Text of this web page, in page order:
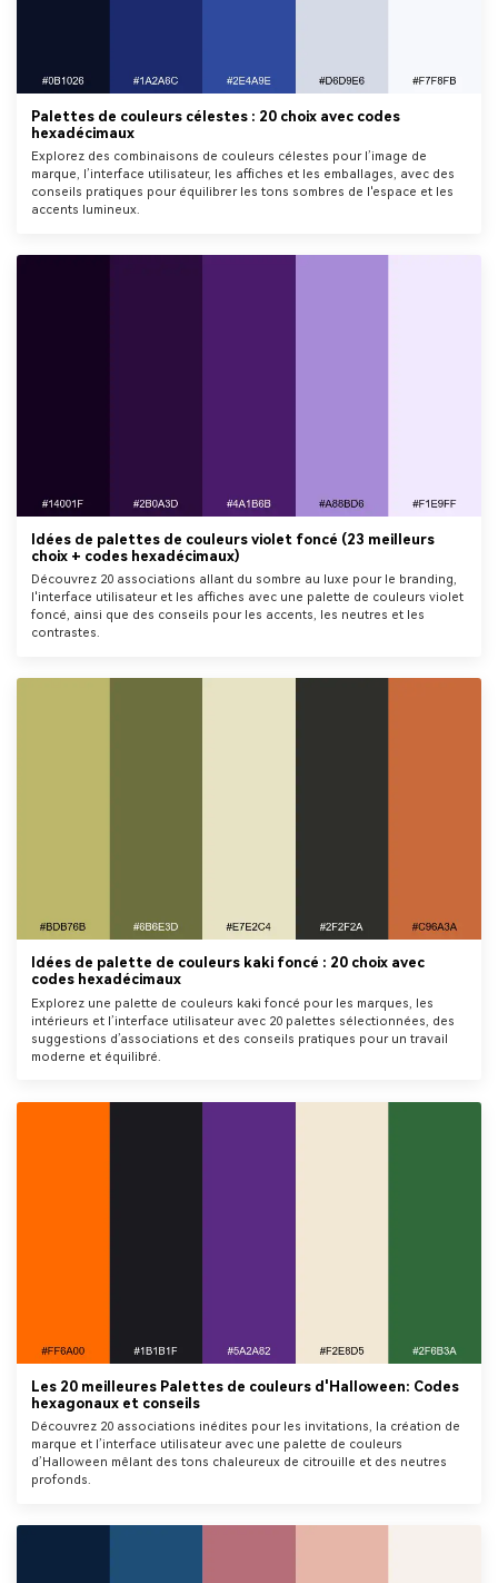
Palettes de couleurs célestes : 20 choix avec codes
hexadécimaux
Explorez des combinaisons de couleurs célestes pour l’image de
marque, l’interface utilisateur, les affiches et les emballages, avec des
conseils pratiques pour équilibrer les tons sombres de l'espace et les
accents lumineux.
Idées de palettes de couleurs violet foncé (23 meilleurs
choix + codes hexadécimaux)
Découvrez 20 associations allant du sombre au luxe pour le branding,
l'interface utilisateur et les affiches avec une palette de couleurs violet
foncé, ainsi que des conseils pour les accents, les neutres et les
contrastes.
Idées de palette de couleurs kaki foncé : 20 choix avec
codes hexadécimaux
Explorez une palette de couleurs kaki foncé pour les marques, les
intérieurs et l’interface utilisateur avec 20 palettes sélectionnées, des
suggestions d’associations et des conseils pratiques pour un travail
moderne et équilibré.
Les 20 meilleures Palettes de couleurs d'Halloween: Codes
hexagonaux et conseils
Découvrez 20 associations inédites pour les invitations, la création de
marque et l’interface utilisateur avec une palette de couleurs
d’Halloween mêlant des tons chaleureux de citrouille et des neutres
profonds.